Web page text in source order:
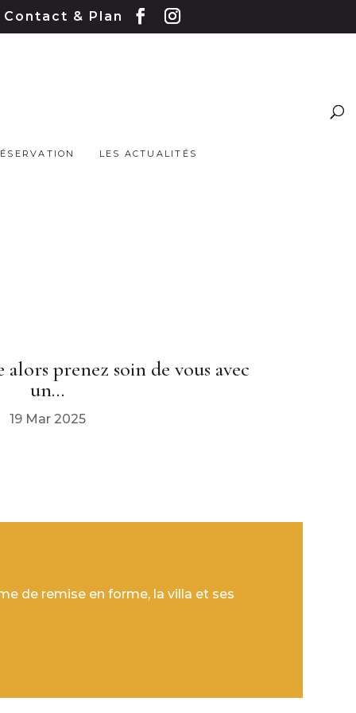
Contact & Plan
LES ACTUALITÉS
prenez soin de vous avec
un…
19 Mar 2025
de remise en forme, la villa et ses